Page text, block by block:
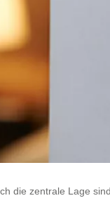
die zentrale Lage